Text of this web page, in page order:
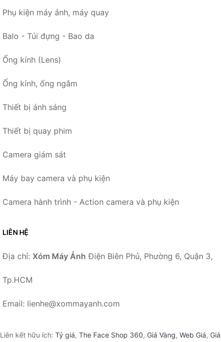
Phụ kiện máy ảnh, máy quay
Balo - Túi đựng - Bao da
Ống kính (Lens)
Ống kính, ống ngắm
Thiết bị ánh sáng
Thiết bị quay phim
Camera giám sát
Máy bay camera và phụ kiện
Camera hành trình - Action camera và phụ kiện
LIÊN HỆ
Địa chỉ: Xóm Máy Ảnh Điện Biên Phủ, Phường 6, Quận 3,
Tp.HCM
Email: lienhe@xommayanh.com
Liên kết hữu ích: Tỷ giá, The Face Shop 360, Giá Vàng, Web Giá, Giá